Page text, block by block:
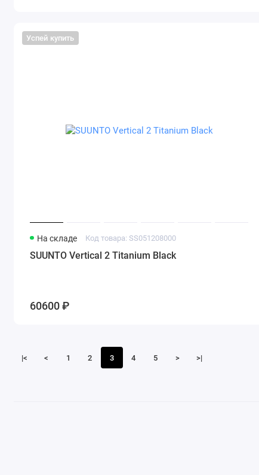
Успей купить
На складе Код товара: SS051208000
SUUNTO Vertical 2 Titanium Black
60600 ₽
|< < 1 2 3 4 5 > >|